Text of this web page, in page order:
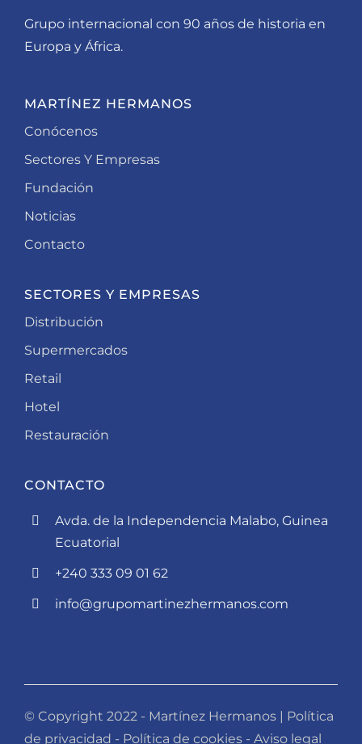
Grupo internacional con 90 años de historia en
Europa y África.
MARTÍNEZ HERMANOS
Conócenos
Sectores Y Empresas
Fundación
Noticias
Contacto
SECTORES Y EMPRESAS
Distribución
Supermercados
Retail
Hotel
Restauración
CONTACTO
Avda. de la Independencia Malabo, Guinea
Ecuatorial
+240 333 09 01 62
info@grupomartinezhermanos.com
© Copyright 2022 - Martínez Hermanos | Política
de privacidad - Política de cookies- Aviso legal